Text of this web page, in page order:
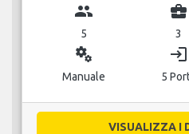
group
5
business_center
3
miscellaneous_services
Manuale
login
5
VISUALIZZA I